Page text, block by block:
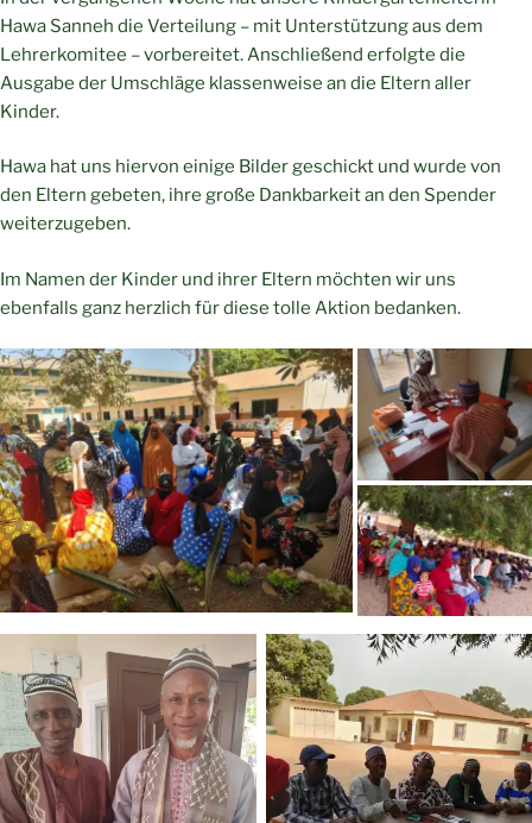
Hawa Sanneh die Verteilung – mit Unterstützung aus dem
Lehrerkomitee – vorbereitet. Anschließend erfolgte die
Ausgabe der Umschläge klassenweise an die Eltern aller
Kinder.
Hawa hat uns hiervon einige Bilder geschickt und wurde von
den Eltern gebeten, ihre große Dankbarkeit an den Spender
weiterzugeben.
Im Namen der Kinder und ihrer Eltern möchten wir uns
ebenfalls ganz herzlich für diese tolle Aktion bedanken.